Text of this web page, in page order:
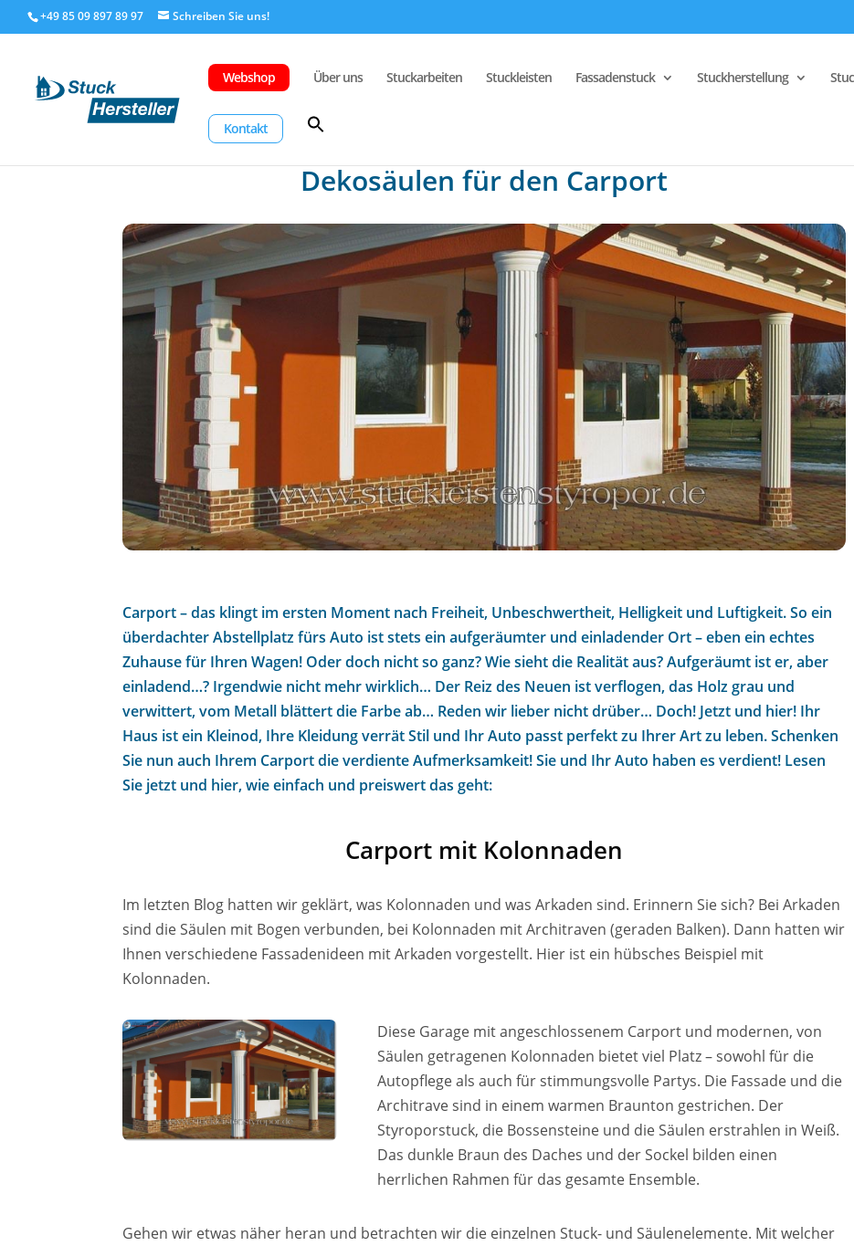
+49 85 09 897 89 97
Webshop Über uns Stuckarbeiten Stuckleisten Fassadenstuck Stuckherstellung
Kontakt
Dekosäulen für den Carport
Carport – das klingt im ersten Moment nach Freiheit, Unbeschwertheit, Helligkeit und Luftigkeit. So ein
überdachter Abstellplatz fürs Auto ist stets ein aufgeräumter und einladender Ort – eben ein echtes
Zuhause für Ihren Wagen! Oder doch nicht so ganz? Wie sieht die Realität aus? Aufgeräumt ist er, aber
einladend…? Irgendwie nicht mehr wirklich… Der Reiz des Neuen ist verflogen, das Holz grau und
verwittert, vom Metall blättert die Farbe ab… Reden wir lieber nicht drüber… Doch! Jetzt und hier! Ihr
Haus ist ein Kleinod, Ihre Kleidung verrät Stil und Ihr Auto passt perfekt zu Ihrer Art zu leben. Schenken
Sie nun auch Ihrem Carport die verdiente Aufmerksamkeit! Sie und Ihr Auto haben es verdient! Lesen
Sie jetzt und hier, wie einfach und preiswert das geht:
Carport mit Kolonnaden
Im letzten Blog hatten wir geklärt, was Kolonnaden und was Arkaden sind. Erinnern Sie sich? Bei Arkaden
sind die Säulen mit Bogen verbunden, bei Kolonnaden mit Architraven (geraden Balken). Dann hatten wir
Ihnen verschiedene Fassadenideen mit Arkaden vorgestellt. Hier ist ein hübsches Beispiel mit
Kolonnaden.
Diese Garage mit angeschlossenem Carport und modernen, von
Säulen getragenen Kolonnaden bietet viel Platz – sowohl für die
Autopflege als auch für stimmungsvolle Partys. Die Fassade und die
Architrave sind in einem warmen Braunton gestrichen. Der
Styroporstuck, die Bossensteine und die Säulen erstrahlen in Weiß.
Das dunkle Braun des Daches und der Sockel bilden einen
herrlichen Rahmen für das gesamte Ensemble.
Gehen wir etwas näher heran und betrachten wir die einzelnen Stuck- und Säulenelemente. Mit welcher